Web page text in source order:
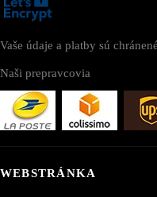
Vaše údaje a platby sú
Naši prepravcovia
WEBSTRÁNKA